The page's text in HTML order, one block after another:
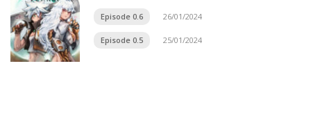
Episode 0.6 26/01/2024
Episode 0.5 25/01/2024